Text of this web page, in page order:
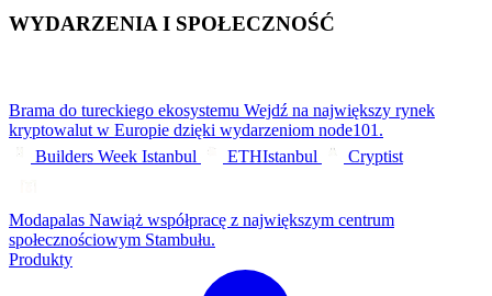
WYDARZENIA I SPOŁECZNOŚĆ
Brama do tureckiego ekosystemu Wejdź na największy rynek
kryptowalut w Europie dzięki wydarzeniom node101.
Builders Week Istanbul
ETHIstanbul Cryptist
Modapalas Nawiąż współpracę z największym centrum
społecznościowym Stambułu.
Produkty